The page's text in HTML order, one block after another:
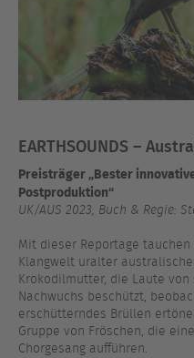
EARTHSOUNDS –
Preisträger „Bester
Postproduktion“
UK/AUS 2023, Buch & Regie:
Mit dieser Reportage
Klangwelt uralter
Krokodilmutter, die Laute
Nachwuchs beschützt,
erschütterndes Brüllen
Gruppe von Fröschen, die
Chorgesang aufführen.